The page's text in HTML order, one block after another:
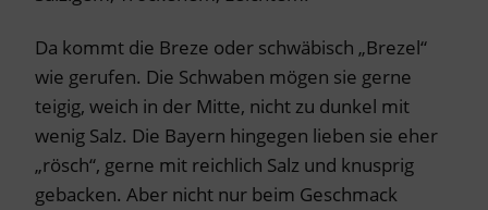
Da kommt die Breze oder schwäbisch „Brezel“
wie gerufen. Die Schwaben mögen sie gerne
teigig, weich in der Mitte, nicht zu dunkel mit
wenig Salz. Die Bayern hingegen lieben sie eher
„rösch“, gerne mit reichlich Salz und knusprig
gebacken. Aber nicht nur beim Geschmack